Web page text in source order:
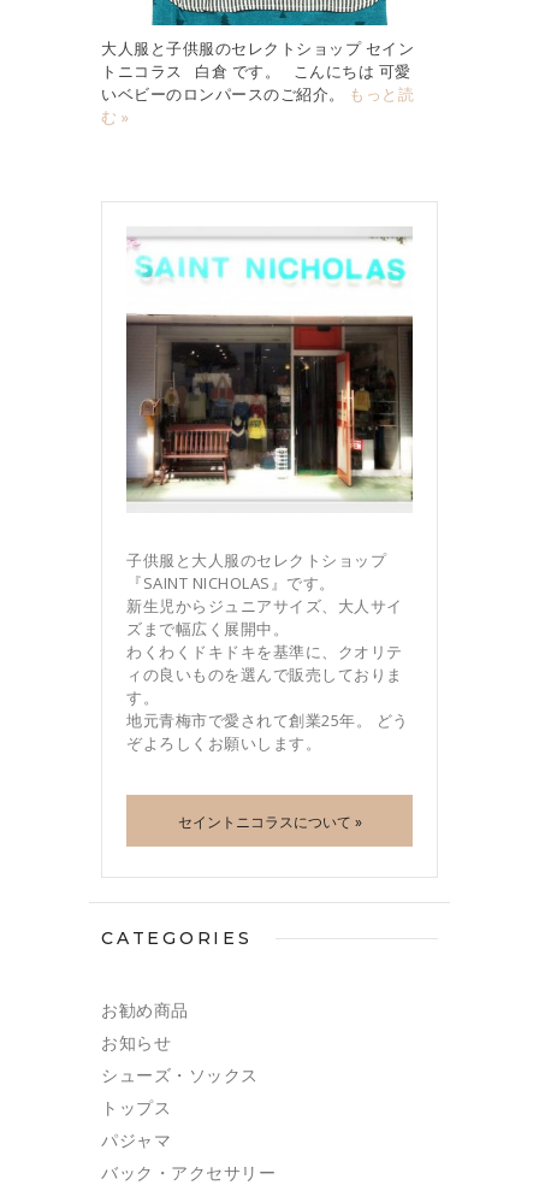
大人服と子供服のセレクトショップ セイン
トニコラス 白倉 です。 こんにちは 可愛
いベビーのロンパースのご紹介。
もっと読
む »
子供服と大人服のセレクトショップ
『SAINT NICHOLAS』です。
新生児からジュニアサイズ、大人サイ
ズまで幅広く展開中。
わくわくドキドキを基準に、クオリテ
ィの良いものを選んで販売しておりま
す。
地元青梅市で愛されて創業25年。 どう
ぞよろしくお願いします。
セイントニコラスについて »
CATEGORIES
お勧め商品
お知らせ
シューズ・ソックス
トップス
パジャマ
バック・アクセサリー